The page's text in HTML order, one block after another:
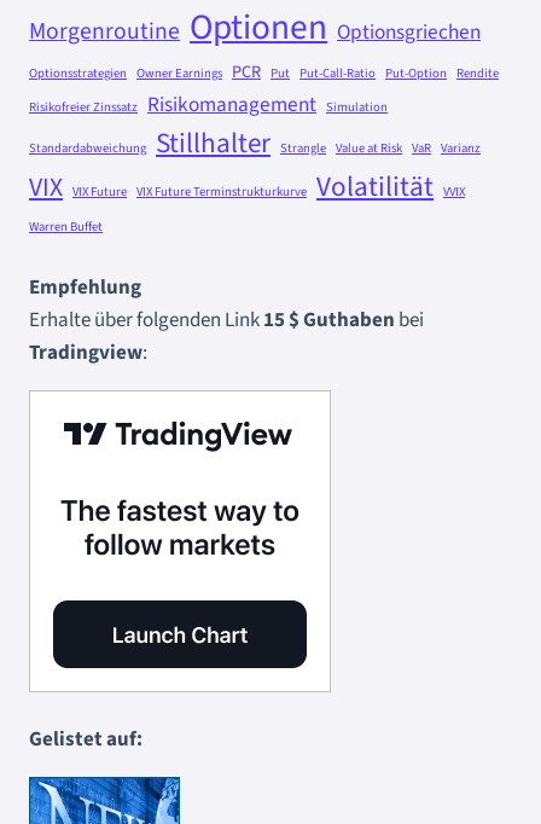
Morgenroutine Optionen Optionsgriechen
Optionsstrategien Owner Earnings PCR Put Put-Call-Ratio Put-Option
Rendite
Risikofreier Zinssatz Risikomanagement Simulation
Standardabweichung Stillhalter Strangle Value at Risk VaR Varianz
VIX VIX Future VIX Future Terminstrukturkurve Volatilität VVIX
Warren Buffet
Empfehlung
Erhalte über folgenden Link15 $ Guthaben bei
Tradingview:
Gelistet auf: